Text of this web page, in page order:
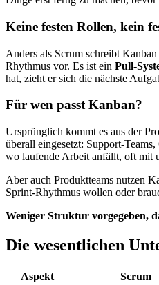
Keine festen Rollen, kein
Anders als Scrum schreibt
Rhythmus vor. Es ist ein Pull-
hat, zieht er sich die nächste
Für wen passt Kanban?
Ursprünglich kommt es aus der
überall eingesetzt: Support-
wo laufende Arbeit anfällt, oft mit
Aber auch Produktteams nutzen
Sprint-Rhythmus wollen oder
Weniger Struktur vorgegeben,
Die wesentlichen
Aspekt Scrum